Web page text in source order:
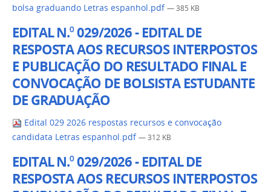
bolsa graduando Letras espanhol.pdf — 385 KB
EDITAL N.⁰ 029/2026 - EDITAL DE
RESPOSTA AOS RECURSOS INTERPOSTOS
E PUBLICAÇÃO DO RESULTADO FINAL E
CONVOCAÇÃO DE BOLSISTA ESTUDANTE
DE GRADUAÇÃO
Edital 029 2026 respostas recursos e convocação
candidata Letras espanhol.pdf — 312 KB
EDITAL N.⁰ 029/2026 - EDITAL DE
RESPOSTA AOS RECURSOS INTERPOSTOS